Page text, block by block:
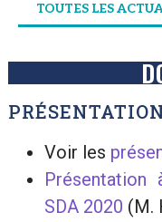
TOUTES LES
Voir les
Présentation
SDA 2020 (M.